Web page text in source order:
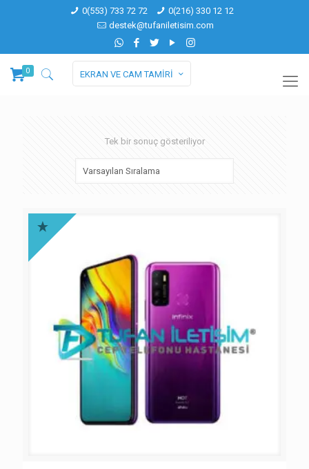
0(553) 733 72 72
0(216) 330 12 12
destek@tufaniletisim.com
0 EKRAN VE CAM TAMİRİ
Tek bir sonuç gösteriliyor